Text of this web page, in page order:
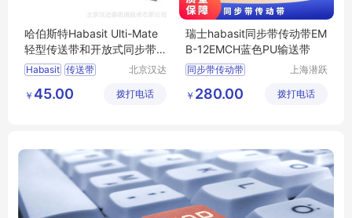
哈伯斯特Habasit Ulti-Mate
轻型传送带和开放式同步带
传动带
Habasit 传送带
Habasit传动带
北京汉达
术有限公
￥ 45.00 拨打电话
瑞士habasit同步带传动带EM
B-12EMCH蓝色PU输送带
同步带传动带
上海潜跃
有限公司
￥ 280.00 拨打电话